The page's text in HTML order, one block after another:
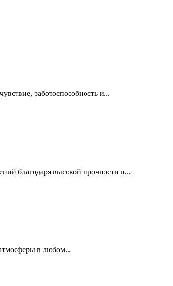
работоспособность и...
благодаря высокой прочности и...
в любом...